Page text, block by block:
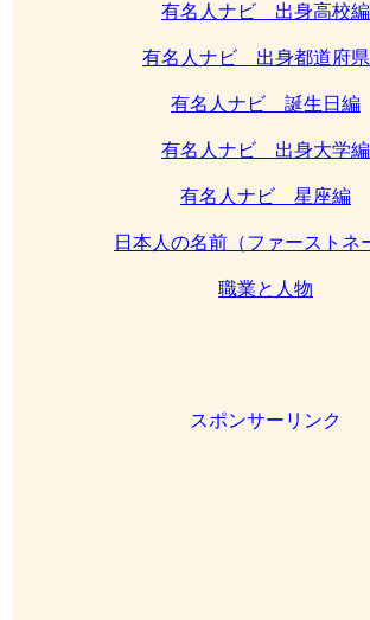
有名人ナビ 出身高校編
有名人ナビ 出身都道府
有名人ナビ 誕生日編
有名人ナビ 出身大学編
有名人ナビ 星座編
日本人の名前（ファーストネ
職業と人物
スポンサーリンク